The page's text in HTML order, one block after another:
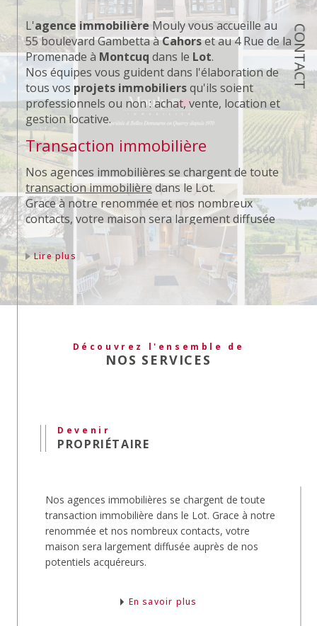
CONTACT
L'agence immobilièreMouly vous accueille au
55 boulevard Gambetta àCahorset au 4 Rue de la
Promenade à Montcuq dans le Lot.
Nos équipes vous guident dans l'élaboration de
tous vos projets immobiliersqu'ils soient
professionnels ou non : achat, vente, location et
gestion locative.
Transaction immobilière
Nos agences immobilières se chargent de toute
transaction immobilièredans le Lot.
Grace à notre renommée et nos nombreux
contacts, votre maison sera largement diffusée
auprès de nos potentiels acquéreurs.
Location immobilière
Notre équipe s'occupe de lamise en location
votre appartement et de votre maison.
sera rapidement loué.
Notre équipe expertise aussi la
que vous souhaitezacheter
Le servicegestion locatives'occupera pour vous
de votre bien.
Depuis l'estimation de sa valeur locative, la
recherche et la mise en place du locataire jusqu'à
la rédaction et la signature des baux, nos
Lire plus
Découvrez l'ensemble de
NOS SERVICES
Devenir
PROPRIÉTAIRE
Nos agences immobilières se chargent de toute
transaction immobilière dans le Lot. Grace à notre
renommée et nos nombreux contacts, votre
maison sera largement diffusée auprès de nos
potentiels acquéreurs.
En savoir plus